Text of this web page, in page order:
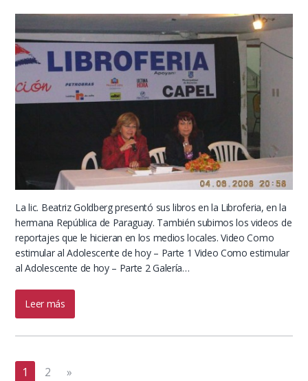
La lic. Beatriz Goldberg presentó sus libros en la Libroferia, en la
hermana República de Paraguay. También subimos los videos de
reportajes que le hicieran en los medios locales. Video Como
estimular al Adolescente de hoy – Parte 1 Video Como estimular
al Adolescente de hoy – Parte 2 Galería…
Leer más
1 2 »